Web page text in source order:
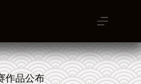
作品公布